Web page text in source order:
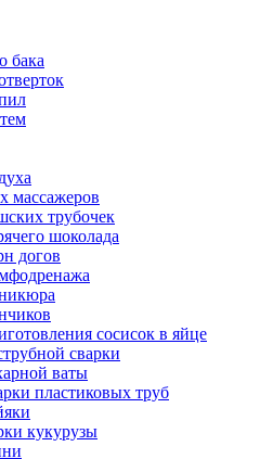
бака
массажеров
трубочек
шоколада
догов
сосисок в яйце
сварки
ваты
пластиковых труб
кукурузы